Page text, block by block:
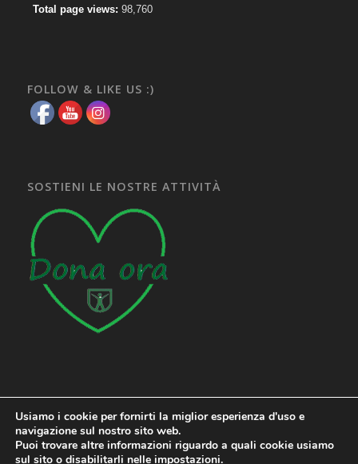
Total page views: 98,760
FOLLOW & LIKE US :)
SOSTIENI LE NOSTRE ATTIVITÀ
Usiamo i cookie per fornirti la miglior esperienza d'uso e
navigazione sul nostro sito web.
Puoi trovare altre informazioni riguardo a quali cookie usiamo
sul sito o disabilitarli nelle impostazioni.